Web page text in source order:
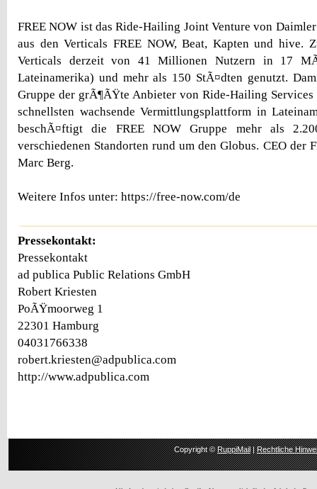
FREE NOW ist das Ride-Hailing Joint Venture von
aus den Verticals FREE NOW, Beat, Kapten und hive.
Verticals derzeit von 41 Millionen Nutzern in 17
Lateinamerika) und mehr als 150 StÃ¤dten genutzt.
Gruppe der grÃ¶ÃŸte Anbieter von Ride-Hailing
schnellsten wachsende Vermittlungsplattform in
beschÃ¤ftigt die FREE NOW Gruppe mehr als
verschiedenen Standorten rund um den Globus. CEO der
Marc Berg.
Weitere Infos unter: https://free-now.com/de
Pressekontakt:
Pressekontakt
ad publica Public Relations GmbH
Robert Kriesten
PoÃŸmoorweg 1
22301 Hamburg
04031766338
robert.kriesten@adpublica.com
http://www.adpublica.com
Copyright ©RuppiMail|Rechtliche